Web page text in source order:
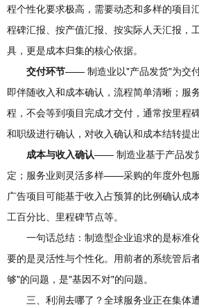
程个性化要求极高，需要动态和多样的项
程碑汇报、按产值汇报、按实际人天汇报，
具，更是成本归集的核心依据。
交付环节—— 制造业以"产品发货"为交
即伴随收入和成本确认，流程简单清晰；服
程，不会等到项目完成才交付，通常按里程
和职级进行确认，对收入确认和成本结转提
成本与收入确认—— 制造业基于产品发
定；服务业则灵活多样——采购的年度外包
广告项目可能基于收入占预算的比例确认成
工百分比、里程碑节点等。
一句话总结：制造型企业追求的是标准
要的是灵活性与个性化。用前者的系统管后
够"的问题，是"基因不对"的问题。
三、利润去哪了？全球服务业正在集体